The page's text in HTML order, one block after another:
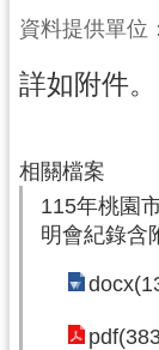
告
識
局
資料提供單位
詳如附件。
相關檔案
115年桃園
明會紀錄含